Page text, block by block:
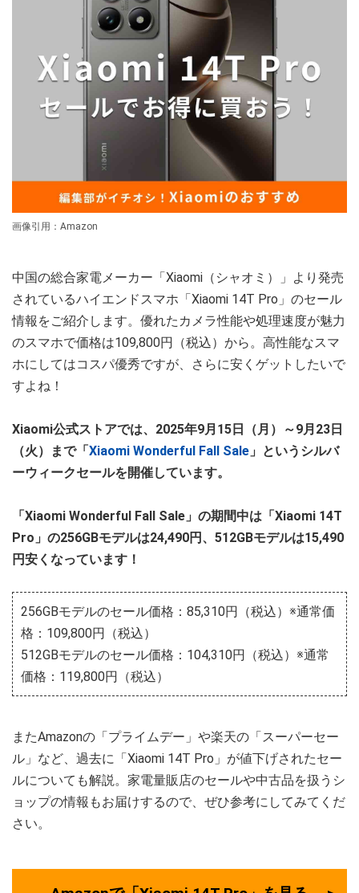
画像引用：Amazon
中国の総合家電メーカー「Xiaomi（シャオミ）」より発売
されているハイエンドスマホ「Xiaomi 14T Pro」のセール
情報をご紹介します。優れたカメラ性能や処理速度が魅力
のスマホで価格は109,800円（税込）から。高性能なスマ
ホにしてはコスパ優秀ですが、さらに安くゲットしたいで
すよね！
Xiaomi公式ストアでは、2025年9月15日（月）～9月23日
（火）まで「Xiaomi Wonderful Fall Sale 」というシルバ
ーウィークセールを開催しています。
「Xiaomi Wonderful Fall Sale」の期間中は「Xiaomi 14T
Pro」の256GBモデルは24,490円、512GBモデルは15,490
円安くなっています！
256GBモデルのセール価格：85,310円（税込）※通常価
格：109,800円（税込）
512GBモデルのセール価格：104,310円（税込）※通常
価格：119,800円（税込）
またAmazonの「プライムデー」や楽天の「スーパーセー
ル」など、過去に「Xiaomi 14T Pro」が値下げされたセー
ルについても解説。家電量販店のセールや中古品を扱うシ
ョップの情報もお届けするので、ぜひ参考にしてみてくだ
さい。